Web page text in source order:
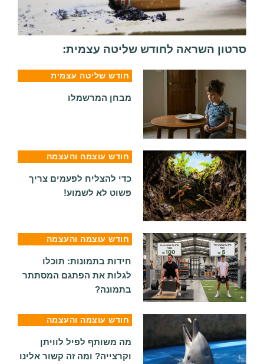
סרטון השראה לחודש שליטה עצמית:
חודש שליטה עצמית
מבחן המרשמלו
חודש עוצמה והעצמה
כדי להצליח לפעמים צריך
פשוט לא לשמוע!
חודש עוצמה והעצמה
חידות בתמונות: תוכלו
לגלות את הפתגם המסתתר
בתמונה?
חודש עוצמה והעצמה
מה משותף לפיל לוויתן
וקרצייה? ומה זה קשור אלינו